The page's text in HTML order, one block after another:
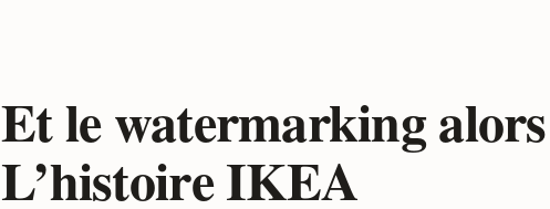
Et le watermarking
L’histoire IKEA